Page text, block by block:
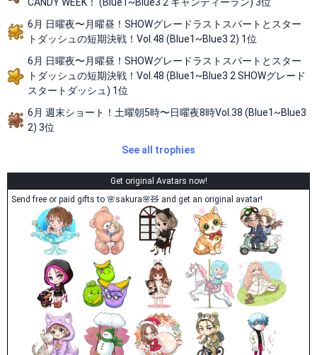
6月 日曜夜〜月曜昼！SHOWグレードラストスパートとスター
トダッシュの短期決戦！Vol.48 (Blue1~Blue3 2) 1位
6月 日曜夜〜月曜昼！SHOWグレードラストスパートとスター
トダッシュの短期決戦！Vol.48 (Blue1~Blue3 2 SHOWグレード
スタートダッシュ) 1位
6月 週末ショート！土曜朝5時〜日曜夜8時Vol.38 (Blue1~Blue3
2) 3位
See all trophies
Get original Avatars now!
Send free or paid gifts to 🌸sakura🌸🧸 and get an original avatar!